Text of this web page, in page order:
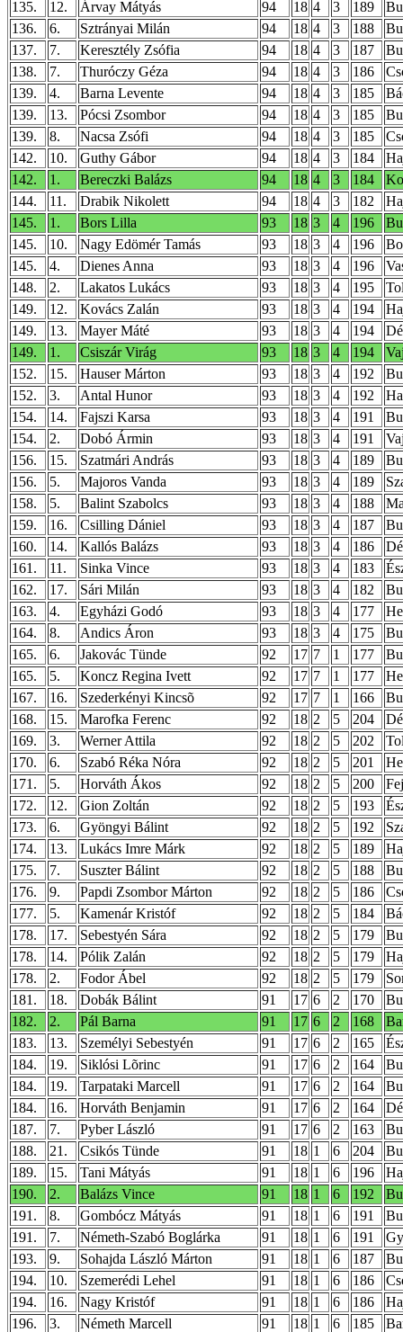
135. 12. Árvay Mátyás 94 18 4 3 189
136.
6. Sztrányai Milán 94 18 4 3 188
137.
7. Keresztély Zsófia 94 18 4 3 187
138.
7. Thuróczy Géza 94 18 4 3 186
139.
4. Barna Levente 94 18 4 3 185
139.
13. Pócsi Zsombor 94 18 4 3 185
139.
8. Nacsa Zsófi 94 18 4 3 185
142.
10. Guthy Gábor 94 18 4 3 184
142.
1. Bereczki Balázs 94 18 4 3 184
144.
11. Drabik Nikolett 94 18 4 3 182
145.
1. Bors Lilla 93 18 3 4 196
145.
10. Nagy Edömér Tamás 93 18 3 4 196
145.
4. Dienes Anna 93 18 3 4 196
148.
2. Lakatos Lukács 93 18 3 4 195
149.
12. Kovács Zalán 93 18 3 4 194
149.
13. Mayer Máté 93 18 3 4 194
149.
1. Csiszár Virág 93 18 3 4 194
152.
15. Hauser Márton 93 18 3 4 192
152.
3. Antal Hunor 93 18 3 4 192
154.
14. Fajszi Karsa 93 18 3 4 191
154.
2. Dobó Ármin 93 18 3 4 191
156.
15. Szatmári András 93 18 3 4 189
156.
5. Majoros Vanda 93 18 3 4 189
158.
5. Balint Szabolcs 93 18 3 4 188
159.
16. Csilling Dániel 93 18 3 4 187
160.
14. Kallós Balázs 93 18 3 4 186
161.
11. Sinka Vince 93 18 3 4 183
162.
17. Sári Milán 93 18 3 4 182
163.
4. Egyházi Godó 93 18 3 4 177
164.
8. Andics Áron 93 18 3 4 175
165.
6. Jakovác Tünde 92 17 7 1 177
165.
5. Koncz Regina Ivett 92 17 7 1 177
167.
16. Szederkényi Kincsõ 92 17 7 1 166
168.
15. Marofka Ferenc 92 18 2 5 204
169.
3. Werner Attila 92 18 2 5 202
170.
6. Szabó Réka Nóra 92 18 2 5 201
171.
5. Horváth Ákos 92 18 2 5 200
172.
12. Gion Zoltán 92 18 2 5 193
173.
6. Gyöngyi Bálint 92 18 2 5 192
174.
13. Lukács Imre Márk 92 18 2 5 189
175.
7. Suszter Bálint 92 18 2 5 188
176.
9. Papdi Zsombor Márton 92 18 2 5 186
177.
5. Kamenár Kristóf 92 18 2 5 184
178.
17. Sebestyén Sára 92 18 2 5 179
178.
14. Pólik Zalán 92 18 2 5 179
178.
2. Fodor Ábel 92 18 2 5 179
181.
18. Dobák Bálint 91 17 6 2 170
182.
2. Pál Barna 91 17 6 2 168
183.
13. Személyi Sebestyén 91 17 6 2 165
184.
19. Siklósi Lõrinc 91 17 6 2 164
184.
19. Tarpataki Marcell 91 17 6 2 164
184.
16. Horváth Benjamin 91 17 6 2 164
187.
7. Pyber László 91 17 6 2 163
188.
21. Csikós Tünde 91 18 1 6 204
189.
15. Tani Mátyás 91 18 1 6 196
190.
2. Balázs Vince 91 18 1 6 192
191.
8. Gombócz Mátyás 91 18 1 6 191
191.
7. Németh-Szabó Boglárka 91 18 1 6 191
193.
9. Sohajda László Márton 91 18 1 6 187
194.
10. Szemerédi Lehel 91 18 1 6 186
194.
16. Nagy Kristóf 91 18 1 6 186
196.
3. Németh Marcell 91 18 1 6 185